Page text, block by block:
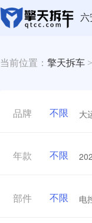
六
当前位置： 擎天拆车 >
品牌 不限 大
年款 不限
部件 不限 电